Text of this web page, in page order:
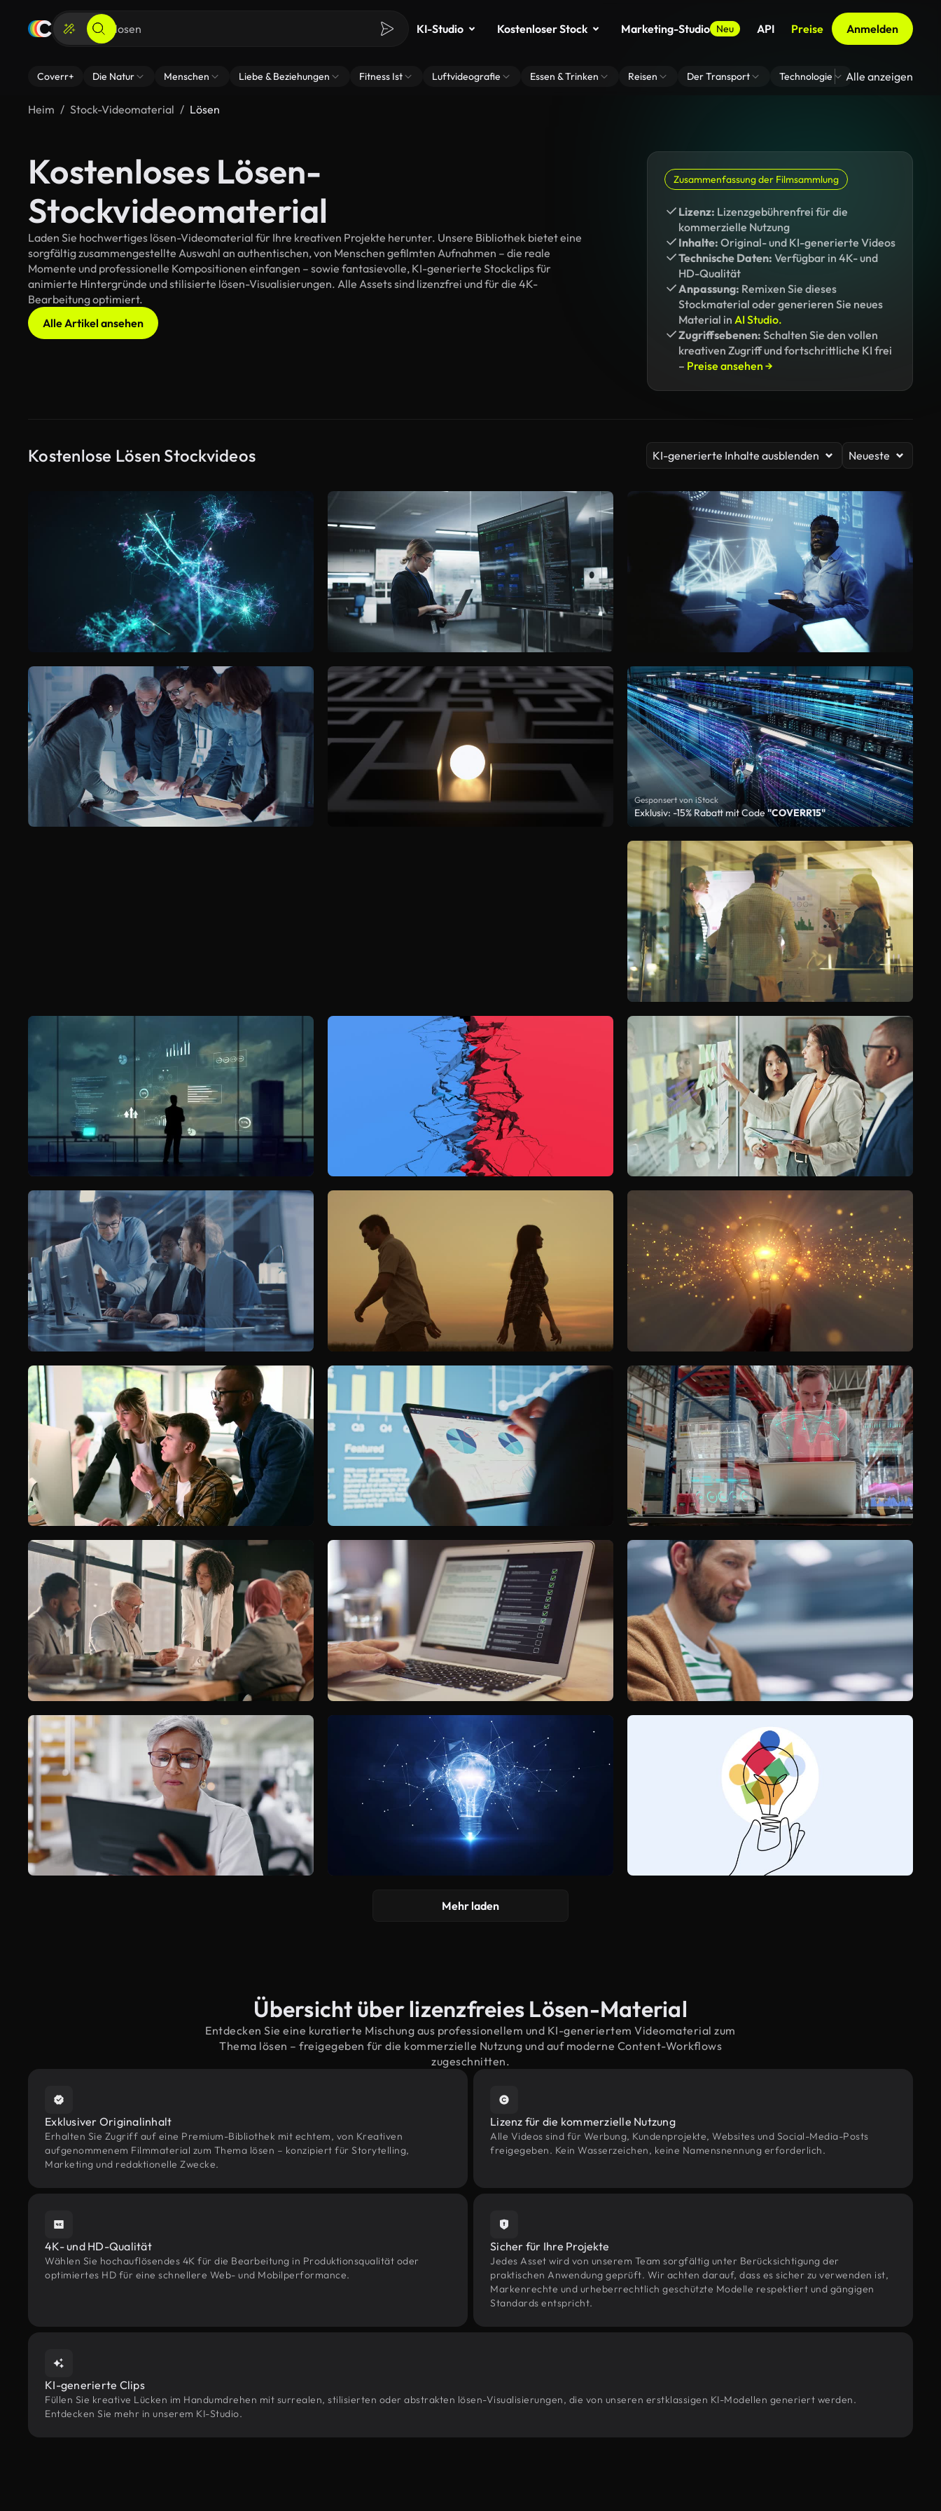
KI-Studio Kostenloser Stock Marketing-Studio Neu API Preise Anmelden
Coverr+ Die Natur Menschen Liebe & Beziehungen Fitness Ist Luftvideografie Essen & Trinken Reisen Der Transport Technologie Zoom Virtuelle
Alle anzeigen
Heim Stock-Videomaterial Lösen
Kostenloses Lösen-
Stockvideomaterial
Laden Sie hochwertiges lösen-Videomaterial für Ihre kreativen Projekte herunter. Unsere Bibliothek bietet eine
sorgfältig zusammengestellte Auswahl an authentischen, von Menschen gefilmten Aufnahmen – die reale
Momente und professionelle Kompositionen einfangen – sowie fantasievolle, KI-generierte Stockclips für
animierte Hintergründe und stilisierte lösen-Visualisierungen. Alle Assets sind lizenzfrei und für die 4K-
Bearbeitung optimiert.
Alle Artikel ansehen
Zusammenfassung der Filmsammlung
Lizenz: Lizenzgebührenfrei für die
kommerzielle Nutzung
Inhalte: Original- und KI-generierte Videos
Technische Daten: Verfügbar in 4K- und
HD-Qualität
Anpassung: Remixen Sie dieses
Stockmaterial oder generieren Sie neues
Material in AI Studio.
Zugriffsebenen: Schalten Sie den vollen
kreativen Zugriff und fortschrittliche KI frei
– Preise ansehen →
Kostenlose Lösen Stockvideos KI-generierte Inhalte ausblenden Neueste
Gesponsert von iStock
Exklusiv: -15% Rabatt mit Code"COVERR15"
Mehr laden
Übersicht über lizenzfreies Lösen-Material
Entdecken Sie eine kuratierte Mischung aus professionellem und KI-generiertem Videomaterial zum
Thema lösen – freigegeben für die kommerzielle Nutzung und auf moderne Content-Workflows
zugeschnitten.
Exklusiver Originalinhalt
Erhalten Sie Zugriff auf eine Premium-Bibliothek mit echtem, von Kreativen
aufgenommenem Filmmaterial zum Thema lösen – konzipiert für Storytelling,
Marketing und redaktionelle Zwecke.
Lizenz für die kommerzielle Nutzung
Alle Videos sind für Werbung, Kundenprojekte, Websites und Social-Media-Posts
freigegeben. Kein Wasserzeichen, keine Namensnennung erforderlich.
4K- und HD-Qualität
Wählen Sie hochauflösendes 4K für die Bearbeitung in Produktionsqualität oder
optimiertes HD für eine schnellere Web- und Mobilperformance.
Sicher für Ihre Projekte
Jedes Asset wird von unserem Team sorgfältig unter Berücksichtigung der
praktischen Anwendung geprüft. Wir achten darauf, dass es sicher zu verwenden ist,
Markenrechte und urheberrechtlich geschützte Modelle respektiert und gängigen
Standards entspricht.
KI-generierte Clips
Füllen Sie kreative Lücken im Handumdrehen mit surrealen, stilisierten oder abstrakten lösen-Visualisierungen, die von unseren erstklassigen KI-Modellen generiert werden.
Entdecken Sie mehr in unserem KI-Studio.